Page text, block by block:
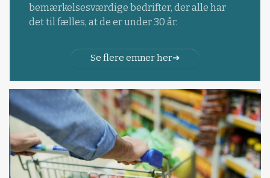
bemærkelsesværdige bedrifter, der alle har
det til fælles, at de er under 30 år.
Se flere emner her